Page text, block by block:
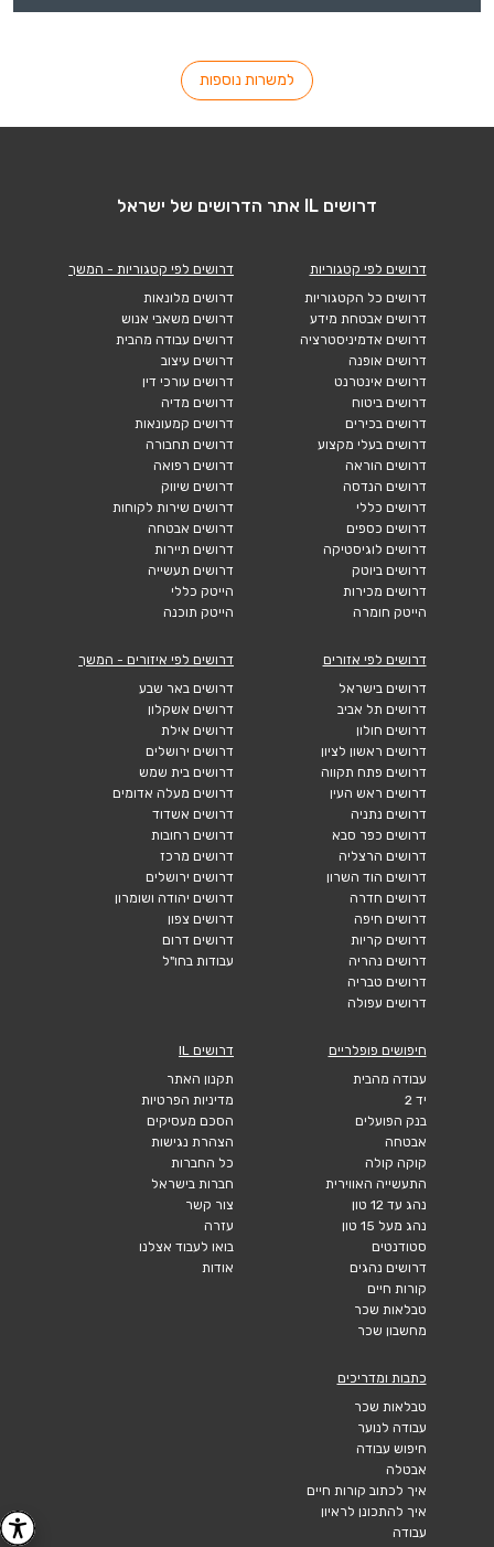
למשרות נוספות
דרושים IL אתר הדרושים של ישראל
דרושים לפי קטגוריות
דרושים כל הקטגוריות
דרושים אבטחת מידע
דרושים אדמיניסטרציה
דרושים אופנה
דרושים אינטרנט
דרושים ביטוח
דרושים בכירים
דרושים בעלי מקצוע
דרושים הוראה
דרושים הנדסה
דרושים כללי
דרושים כספים
דרושים לוגיסטיקה
דרושים ביוטק
דרושים מכירות
הייטק חומרה
דרושים לפי קטגוריות - המשך
דרושים מלונאות
דרושים משאבי אנוש
דרושים עבודה מהבית
דרושים עיצוב
דרושים עורכי דין
דרושים מדיה
דרושים קמעונאות
דרושים תחבורה
דרושים רפואה
דרושים שיווק
דרושים שירות לקוחות
דרושים אבטחה
דרושים תיירות
דרושים תעשייה
הייטק כללי
הייטק תוכנה
דרושים לפי אזורים
דרושים בישראל
דרושים תל אביב
דרושים חולון
דרושים ראשון לציון
דרושים פתח תקווה
דרושים ראש העין
דרושים נתניה
דרושים כפר סבא
דרושים הרצליה
דרושים הוד השרון
דרושים חדרה
דרושים חיפה
דרושים קריות
דרושים נהריה
דרושים טבריה
דרושים עפולה
דרושים לפי איזורים - המשך
דרושים באר שבע
דרושים אשקלון
דרושים אילת
דרושים ירושלים
דרושים בית שמש
דרושים מעלה אדומים
דרושים אשדוד
דרושים רחובות
דרושים מרכז
דרושים ירושלים
דרושים יהודה ושומרון
דרושים צפון
דרושים דרום
עבודות בחו"ל
חיפושים פופלריים
עבודה מהבית
יד 2
בנק הפועלים
אבטחה
קוקה קולה
התעשייה האווירית
נהג עד 12 טון
נהג מעל 15 טון
סטודנטים
דרושים נהגים
קורות חיים
טבלאות שכר
מחשבון שכר
דרושים IL
תקנון האתר
מדיניות הפרטיות
הסכם מעסיקים
הצהרת נגישות
כל החברות
חברות בישראל
צור קשר
עזרה
בואו לעבוד אצלנו
אודות
כתבות ומדריכים
טבלאות שכר
עבודה לנוער
חיפוש עבודה
אבטלה
איך לכתוב קורות חיים
איך להתכונן לראיון
עבודה